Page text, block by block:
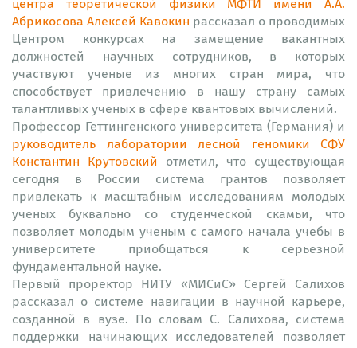
Абрикосова Алексей Кавокин рассказал о проводимых
Центром конкурсах на замещение вакантных
должностей научных сотрудников, в которых
участвуют ученые из многих стран мира, что
способствует привлечению в нашу страну самых
талантливых ученых в сфере квантовых вычислений.
Профессор Геттингенского университета (Германия) и
руководитель лаборатории лесной геномики СФУ
Константин Крутовский отметил, что существующая
сегодня в России система грантов позволяет
привлекать к масштабным исследованиям молодых
ученых буквально со студенческой скамьи, что
позволяет молодым ученым с самого начала учебы в
университете приобщаться к серьезной
фундаментальной науке.
Первый проректор НИТУ «МИСиС» Сергей Салихов
рассказал о системе навигации в научной карьере,
созданной в вузе. По словам С. Салихова, система
поддержки начинающих исследователей позволяет